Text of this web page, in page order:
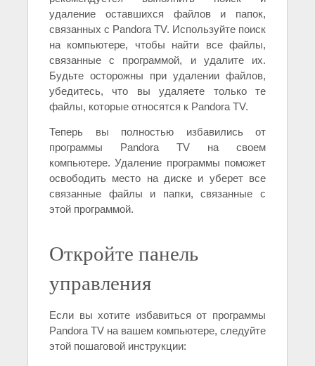
удаление оставшихся файлов и папок,
связанных с Pandora TV. Используйте поиск
на компьютере, чтобы найти все файлы,
связанные с программой, и удалите их.
Будьте осторожны при удалении файлов,
убедитесь, что вы удаляете только те
файлы, которые относятся к Pandora TV.
Теперь вы полностью избавились от
программы Pandora TV на своем
компьютере. Удаление программы поможет
освободить место на диске и уберет все
связанные файлы и папки, связанные с
этой программой.
Откройте панель
управления
Если вы хотите избавиться от программы
Pandora TV на вашем компьютере, следуйте
этой пошаговой инструкции: